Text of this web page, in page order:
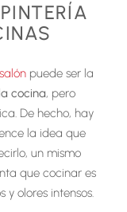
salón puede ser la
cocina, pero
De hecho, hay
la idea que
un mismo
que cocinar es
olores intensos.